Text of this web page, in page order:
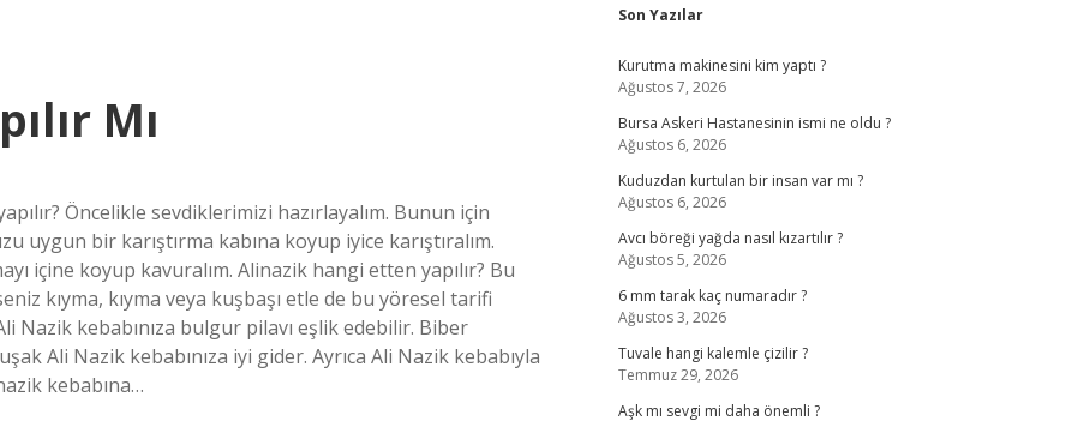
Mı
Öncelikle sevdiklerimizi hazırlayalım. Bunun için
uygun bir karıştırma kabına koyup iyice karıştıralım.
içine koyup kavuralım. Alinazik hangi etten yapılır? Bu
kıyma, kıyma veya kuşbaşı etle de bu yöresel tarifi
Nazik kebabınıza bulgur pilavı eşlik edebilir. Biber
Ali Nazik kebabınıza iyi gider. Ayrıca Ali Nazik kebabıyla
kebabına…
Sidebar
Son Yazılar
Kurutma makinesini kim yaptı ?
Ağustos 7, 2026
Bursa Askeri Hastanesinin ismi ne oldu ?
Ağustos 6, 2026
Kuduzdan kurtulan bir insan var mı ?
Ağustos 6, 2026
Avcı böreği yağda nasıl kızartılır ?
Ağustos 5, 2026
6 mm tarak kaç numaradır ?
Ağustos 3, 2026
Tuvale hangi kalemle çizilir ?
Temmuz 29, 2026
Aşk mı sevgi mi daha önemli ?